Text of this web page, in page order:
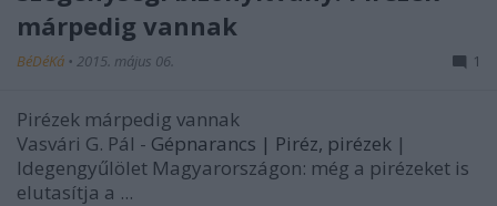
márpedig vannak
BéDéKá • 2015. május 06. 1
Pirézek márpedig vannak
Vasvári G. Pál - Gépnarancs | Piréz, pirézek |
Idegengyűlölet Magyarországon: még a pirézeket is
elutasítja a ...